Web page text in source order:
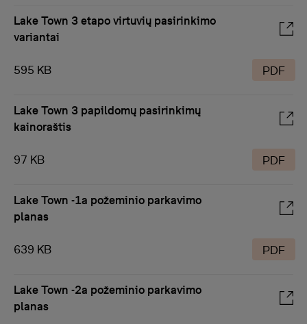
Lake Town 3 etapo virtuvių pasirinkimo
variantai
595 KB PDF
Lake Town 3 papildomų pasirinkimų
kainoraštis
97 KB PDF
Lake Town -1a požeminio parkavimo
planas
639 KB PDF
Lake Town -2a požeminio parkavimo
planas